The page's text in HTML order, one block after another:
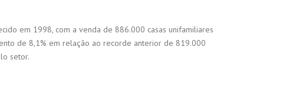
em 1998, com a venda de 886.000 casas unifamiliares
de 8,1% em relação ao recorde anterior de 819.000
setor.